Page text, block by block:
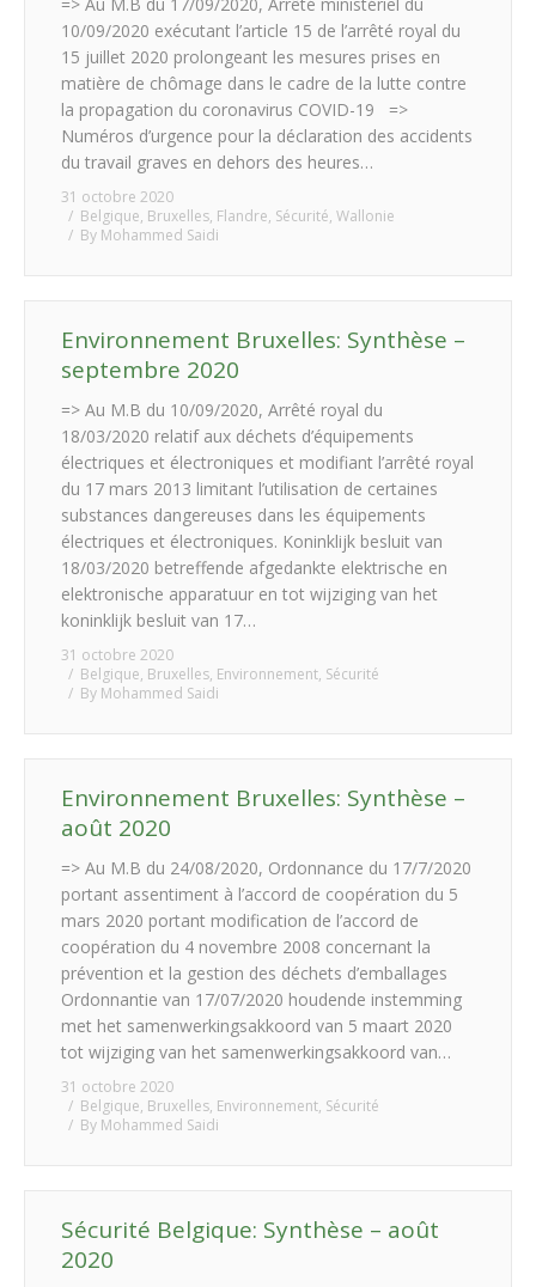
10/09/2020 exécutant l’article 15 de l’arrêté royal du
15 juillet 2020 prolongeant les mesures prises en
matière de chômage dans le cadre de la lutte contre
la propagation du coronavirus COVID-19 =>
Numéros d’urgence pour la déclaration des accidents
du travail graves en dehors des heures…
31 octobre 2020
Belgique, Bruxelles, Flandre, Sécurité, Wallonie
By Mohammed Saidi
Environnement Bruxelles: Synthèse –
septembre 2020
=> Au M.B du 10/09/2020, Arrêté royal du
18/03/2020 relatif aux déchets d’équipements
électriques et électroniques et modifiant l’arrêté royal
du 17 mars 2013 limitant l’utilisation de certaines
substances dangereuses dans les équipements
électriques et électroniques. Koninklijk besluit van
18/03/2020 betreffende afgedankte elektrische en
elektronische apparatuur en tot wijziging van het
koninklijk besluit van 17…
31 octobre 2020
Belgique, Bruxelles, Environnement, Sécurité
By Mohammed Saidi
Environnement Bruxelles: Synthèse –
août 2020
=> Au M.B du 24/08/2020, Ordonnance du 17/7/2020
portant assentiment à l’accord de coopération du 5
mars 2020 portant modification de l’accord de
coopération du 4 novembre 2008 concernant la
prévention et la gestion des déchets d’emballages
Ordonnantie van 17/07/2020 houdende instemming
met het samenwerkingsakkoord van 5 maart 2020
tot wijziging van het samenwerkingsakkoord van…
31 octobre 2020
Belgique, Bruxelles, Environnement, Sécurité
By Mohammed Saidi
Sécurité Belgique: Synthèse – août
2020